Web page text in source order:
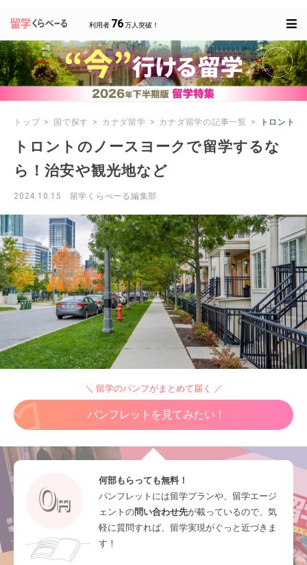
利用者 76万人突破！
トップ 国で探す カナダ留学 カナダ留学の記事一覧 トロント
トロントのノースヨークで留学するな
ら！治安や観光地など
2024.10.15 留学くらべーる編集部
＼ 留学のパンフがまとめて届く ／
パンフレットを見てみたい！
何部もらっても無料！
パンフレットには留学プランや、留学エージ
ェントの問い合わせ先が載っているので、気
軽に質問すれば、留学実現がぐっと近づきま
す！